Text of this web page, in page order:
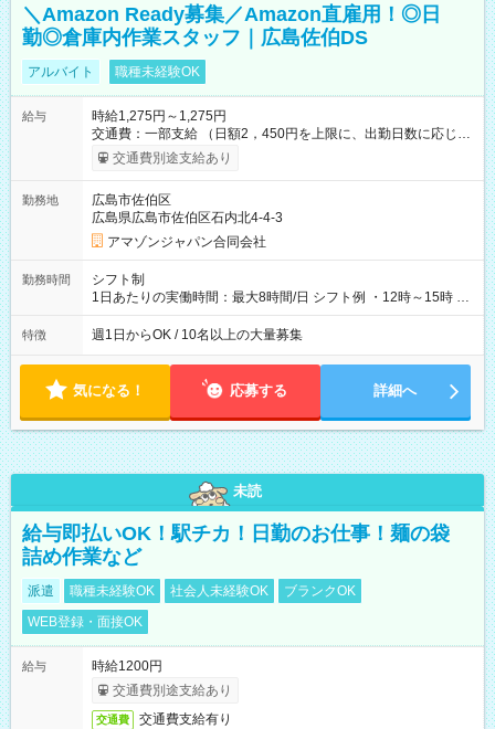
＼Amazon Ready募集／Amazon直雇用！◎日
勤◎倉庫内作業スタッフ｜広島佐伯DS
アルバイト 職種未経験OK
給与
時給1,275円～1,275円
交通費：一部支給 （日額2，450円を上限に、出勤日数に応じて
実費支給） ※22:00～翌5:00までは時給25%UP！ ■給与前払い
制度あり ※前払い額の上限あり、手数料無料（Amazon負担）
交通費別途支給あり
勤務地
広島市佐伯区
広島県広島市佐伯区石内北4-4-3
アマゾンジャパン合同会社
勤務時間
シフト制
1日あたりの実働時間：最大8時間/日 シフト例 ・12時～15時 入
社後、就業可能シフトをご確認の上、申請してください。
特徴 週1日からOK / 10名以上の大量募集
気になる！ 応募する 詳細へ
未読
給与即払いOK！駅チカ！日勤のお仕事！麺の袋
詰め作業など
派遣 職種未経験OK 社会人未経験OK
ブランクOK
WEB登録・面接OK
給与
時給1200円
交通費別途支給あり
交通費 交通費支給有り